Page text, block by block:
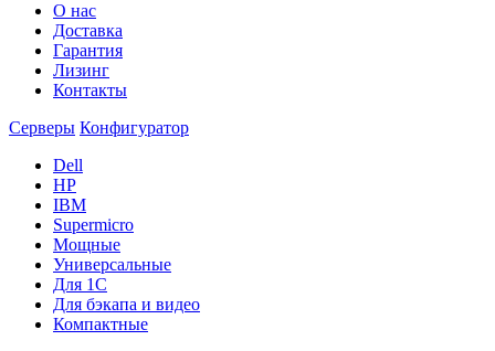
О нас
Доставка
Гарантия
Лизинг
Контакты
Серверы Конфигуратор
Dell
HP
IBM
Supermicro
Мощные
Универсальные
Для 1С
Для бэкапа и видео
Компактные